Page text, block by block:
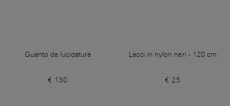
Guanto da lucidatura
€ 130
Lacci in nylon neri - 120 cm
€ 25